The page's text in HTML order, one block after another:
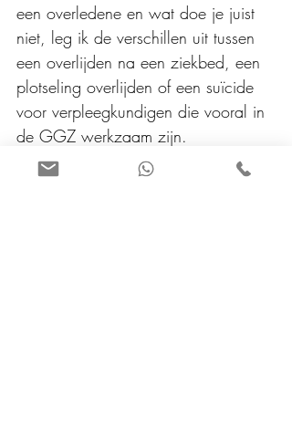
een overledene en wat doe je juist
niet, leg ik de verschillen uit tussen
een overlijden na een ziekbed, een
plotseling overlijden of een suïcide
voor verpleegkundigen die vooral in
de GGZ werkzaam zijn.